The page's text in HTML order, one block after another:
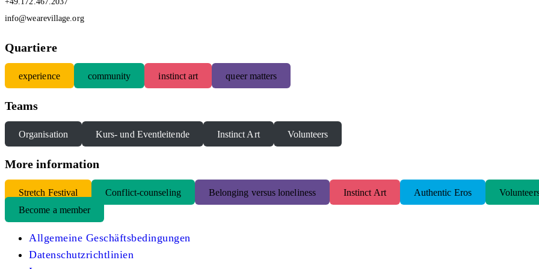
info@wearevillage.org
Quartiere
experience community instinct art queer matters
Teams
Organisation Kurs- und Eventleitende Instinct Art Volunteers
More information
Stretch Festival Conflict-counseling Belonging versus loneliness Instinct Art Authentic Eros
Become a member
Allgemeine Geschäftsbedingungen
Datenschutzrichtlinien